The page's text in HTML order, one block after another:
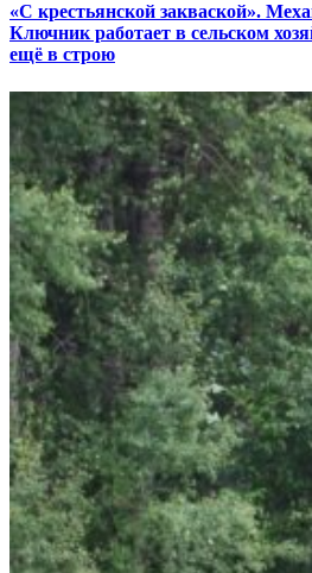
«С крестьянской закваской».
Ключник работает в сельском
ещё в строю